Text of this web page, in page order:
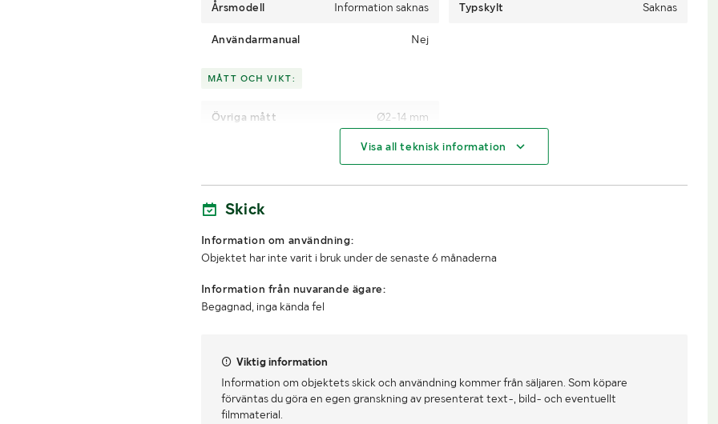
Årsmodell Information saknas Typskylt Saknas
Användarmanual Nej
MÅTT OCH VIKT:
Övriga mått Ø2-14 mm
lp
med truck eller staplare vid behov.
Frakt och skickat gods Om
Visa all teknisk information
Skick
Information om användning:
Objektet har inte varit i bruk under de senaste 6 månaderna
Information från nuvarande ägare:
Begagnad, inga kända fel
Viktig information
Information om objektets skick och användning kommer från säljaren. Som köpare
förväntas du göra en egen granskning av presenterat text-, bild- och eventuellt
filmmaterial.